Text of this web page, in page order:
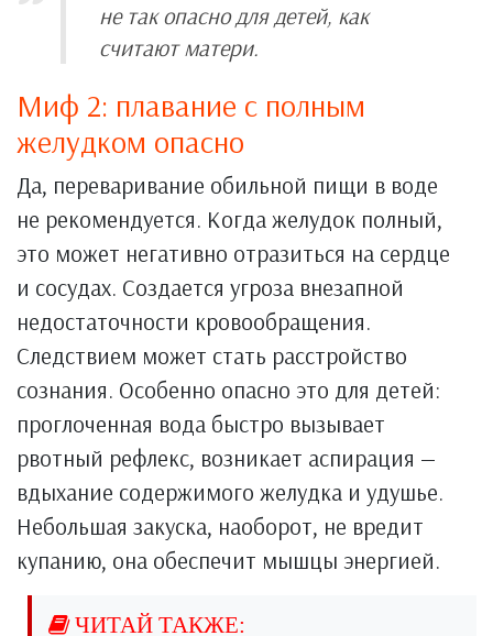
не так опасно для детей, как
считают матери.
Миф 2: плавание с полным
желудком опасно
Да, переваривание обильной пищи в воде
не рекомендуется. Когда желудок полный,
это может негативно отразиться на сердце
и сосудах. Создается угроза внезапной
недостаточности кровообращения.
Следствием может стать расстройство
сознания. Особенно опасно это для детей:
проглоченная вода быстро вызывает
рвотный рефлекс, возникает аспирация —
вдыхание содержимого желудка и удушье.
Небольшая закуска, наоборот, не вредит
купанию, она обеспечит мышцы энергией.